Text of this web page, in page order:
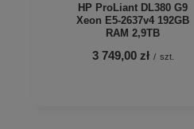
HP ProLiant DL380 G9
Xeon E5-2637v4 192GB
RAM 2,9TB
3 749,00 zł / szt.